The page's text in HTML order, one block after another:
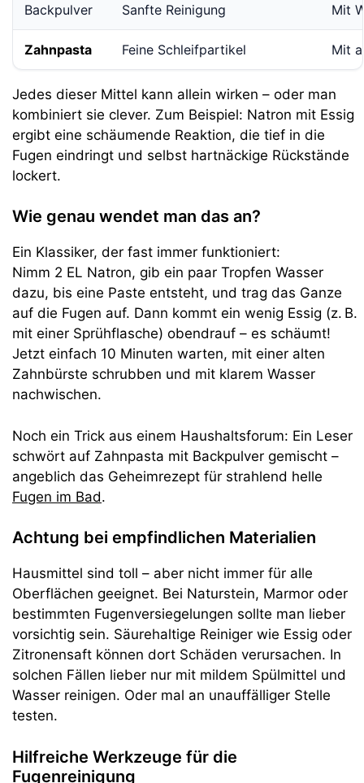
Backpulver Sanfte Reinigung Mit
Zahnpasta Feine Schleifpartikel Mit
Jedes dieser Mittel kann allein wirken – oder man
kombiniert sie clever. Zum Beispiel: Natron mit Essig
ergibt eine schäumende Reaktion, die tief in die
Fugen eindringt und selbst hartnäckige Rückstände
lockert.
Wie genau wendet man das an?
Ein Klassiker, der fast immer funktioniert:
Nimm 2 EL Natron, gib ein paar Tropfen Wasser
dazu, bis eine Paste entsteht, und trag das Ganze
auf die Fugen auf. Dann kommt ein wenig Essig (z. B.
mit einer Sprühflasche) obendrauf – es schäumt!
Jetzt einfach 10 Minuten warten, mit einer alten
Zahnbürste schrubben und mit klarem Wasser
nachwischen.
Noch ein Trick aus einem Haushaltsforum: Ein Leser
schwört auf Zahnpasta mit Backpulver gemischt –
angeblich das Geheimrezept für strahlend helle
Fugen im Bad.
Achtung bei empfindlichen Materialien
Hausmittel sind toll – aber nicht immer für alle
Oberflächen geeignet. Bei Naturstein, Marmor oder
bestimmten Fugenversiegelungen sollte man lieber
vorsichtig sein. Säurehaltige Reiniger wie Essig oder
Zitronensaft können dort Schäden verursachen. In
solchen Fällen lieber nur mit mildem Spülmittel und
Wasser reinigen. Oder mal an unauffälliger Stelle
testen.
Hilfreiche Werkzeuge für die
Fugenreinigung